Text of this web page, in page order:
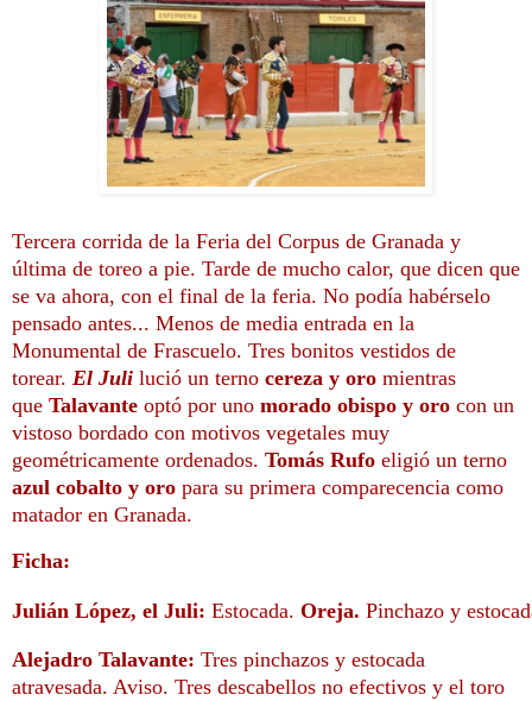
Tercera corrida de la Feria del Corpus de Granada y
última de toreo a pie. Tarde de mucho calor, que dicen que
se va ahora, con el final de la feria. No podía habérselo
pensado antes... Menos de media entrada en la
Monumental de Frascuelo. Tres bonitos vestidos de
torear. El Juli lució un terno cereza y oro mientras
que Talavante optó por uno morado obispo y oro con un
vistoso bordado con motivos vegetales muy
geométricamente ordenados. Tomás Rufo eligió un terno
azul cobalto y oro para su primera comparecencia como
matador en Granada.
Ficha:
Julián López, el Juli: Estocada. Oreja. Pinchazo y
Alejadro Talavante: Tres pinchazos y estocada
atravesada. Aviso. Tres descabellos no efectivos y el toro